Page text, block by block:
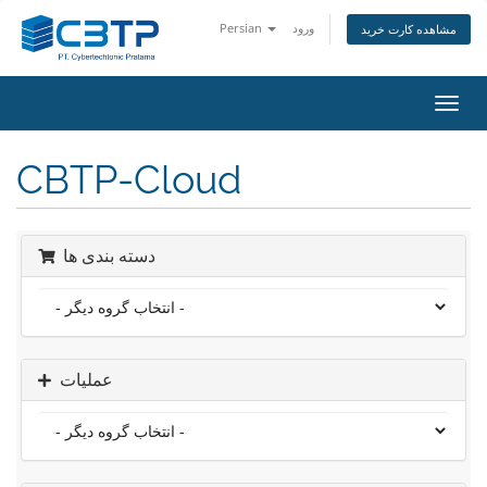
Persian ورود مشاهده کارت خرید
تغییر
CBTP-Cloud
دسته بندی ها
عملیات